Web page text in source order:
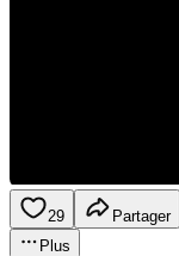
29 Partager
Plus